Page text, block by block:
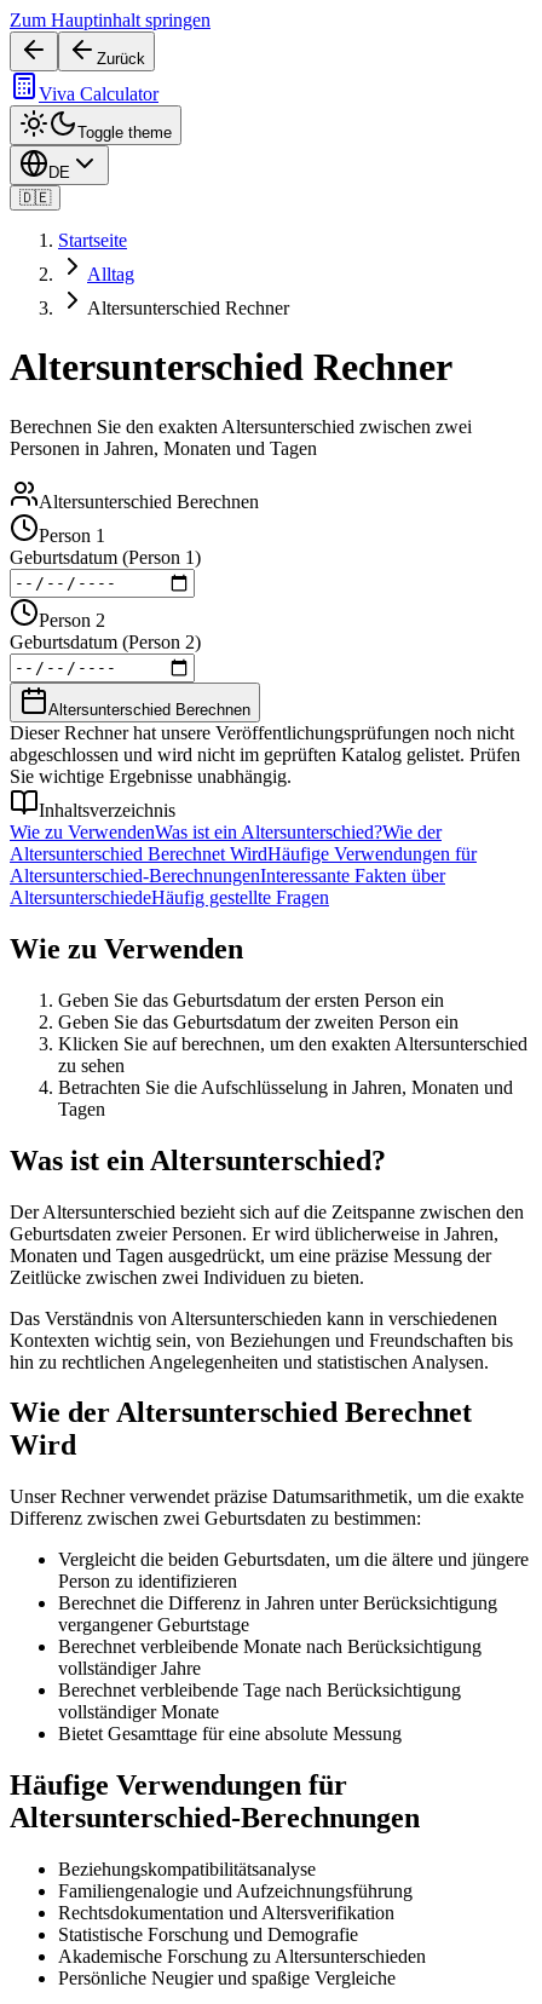
Zum Hauptinhalt springen
Zurück
Viva Calculator
Toggle theme
DE
🇩🇪
Startseite
Alltag
Altersunterschied Rechner
Altersunterschied Rechner
Berechnen Sie den exakten Altersunterschied zwischen zwei
Personen in Jahren, Monaten und Tagen
Altersunterschied Berechnen
Person 1
Geburtsdatum (Person 1)
Person 2
Geburtsdatum (Person 2)
Altersunterschied Berechnen
Dieser Rechner hat unsere Veröffentlichungsprüfungen noch nicht
abgeschlossen und wird nicht im geprüften Katalog gelistet. Prüfen
Sie wichtige Ergebnisse unabhängig.
Inhaltsverzeichnis
Wie zu VerwendenWas ist ein Altersunterschied?Wie der
Altersunterschied Berechnet WirdHäufige Verwendungen für
Altersunterschied-BerechnungenInteressante Fakten über
AltersunterschiedeHäufig gestellte Fragen
Wie zu Verwenden
Geben Sie das Geburtsdatum der ersten Person ein
Geben Sie das Geburtsdatum der zweiten Person ein
Klicken Sie auf berechnen, um den exakten Altersunterschied
zu sehen
Betrachten Sie die Aufschlüsselung in Jahren, Monaten und
Tagen
Was ist ein Altersunterschied?
Der Altersunterschied bezieht sich auf die Zeitspanne zwischen den
Geburtsdaten zweier Personen. Er wird üblicherweise in Jahren,
Monaten und Tagen ausgedrückt, um eine präzise Messung der
Zeitlücke zwischen zwei Individuen zu bieten.
Das Verständnis von Altersunterschieden kann in verschiedenen
Kontexten wichtig sein, von Beziehungen und Freundschaften bis
hin zu rechtlichen Angelegenheiten und statistischen Analysen.
Wie der Altersunterschied Berechnet
Wird
Unser Rechner verwendet präzise Datumsarithmetik, um die exakte
Differenz zwischen zwei Geburtsdaten zu bestimmen:
Vergleicht die beiden Geburtsdaten, um die ältere und jüngere
Person zu identifizieren
Berechnet die Differenz in Jahren unter Berücksichtigung
vergangener Geburtstage
Berechnet verbleibende Monate nach Berücksichtigung
vollständiger Jahre
Berechnet verbleibende Tage nach Berücksichtigung
vollständiger Monate
Bietet Gesamttage für eine absolute Messung
Häufige Verwendungen für
Altersunterschied-Berechnungen
Beziehungskompatibilitätsanalyse
Familiengenalogie und Aufzeichnungsführung
Rechtsdokumentation und Altersverifikation
Statistische Forschung und Demografie
Akademische Forschung zu Altersunterschieden
Persönliche Neugier und spaßige Vergleiche